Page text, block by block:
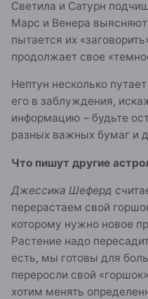
Светила и Сатурн
Марс и Венера
пытается их
продолжает свое
Нептун несколько
его в заблуждения,
информацию – будьте
разных важных бумаг и
Что пишут другие
Джессика Шеферд
перерастаем свой
которому нужно новое
Растение надо
есть, мы готовы для
переросли свой
хотим менять